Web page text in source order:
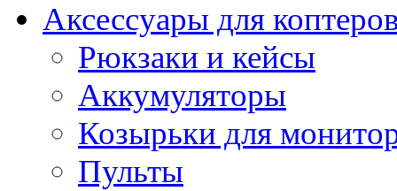
Аксессуары для
Рюкзаки и кейсы
Аккумуляторы
Козырьки для
Пульты